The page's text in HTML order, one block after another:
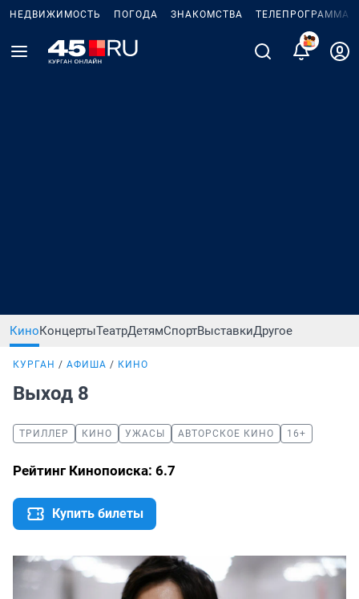
НЕДВИЖИМОСТЬ ПОГОДА ЗНАКОМСТВА ТЕЛЕПРОГРАММА
КиноКонцертыТеатрДетямСпортВыставкиДругое
КУРГАН АФИША КИНО
Выход 8
ТРИЛЛЕР КИНО УЖАСЫ АВТОРСКОЕ КИНО 16+
Рейтинг Кинопоиска: 6.7
Купить билеты